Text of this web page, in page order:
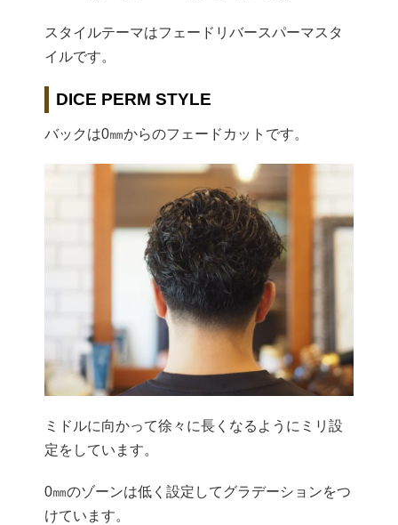
スタイルテーマはフェードリバースパーマスタ
イルです。
DICE PERM STYLE
バックは0㎜からのフェードカットです。
ミドルに向かって徐々に長くなるようにミリ設
定をしています。
0㎜のゾーンは低く設定してグラデーションをつ
けています。